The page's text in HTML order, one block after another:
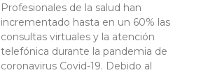
Profesionales de la salud han
incrementado hasta en un 60% las
consultas virtuales y la atención
telefónica durante la pandemia de
coronavirus Covid-19. Debido al